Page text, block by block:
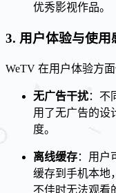
优秀影视作品。
3. 用户体验与使用
WeTV 在用户体验方面
无广告干扰：不
用了无广告的设
度。
离线缓存：用户
缓存到手机本地
不佳时无法观看